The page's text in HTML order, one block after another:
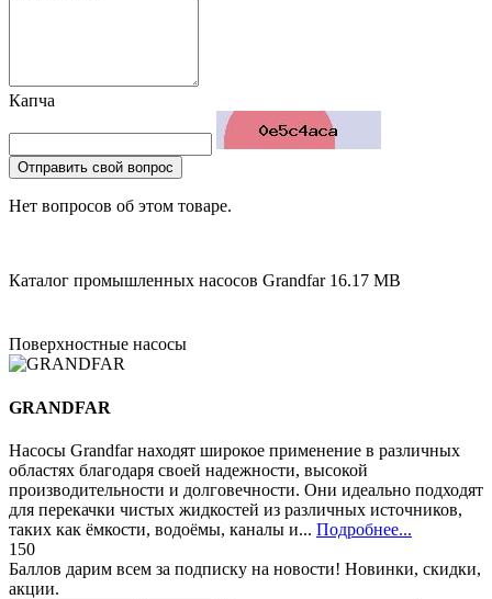
Капча
Отправить свой вопрос
Нет вопросов об этом товаре.
Каталог промышленных насосов Grandfar 16.17 MB
Поверхностные насосы
GRANDFAR
Насосы Grandfar находят широкое применение в различных
областях благодаря своей надежности, высокой
производительности и долговечности. Они идеально подходят
для перекачки чистых жидкостей из различных источников,
таких как ёмкости, водоёмы, каналы и... Подробнее...
150
Баллов дарим всем за подписку на новости! Новинки, скидки,
акции.